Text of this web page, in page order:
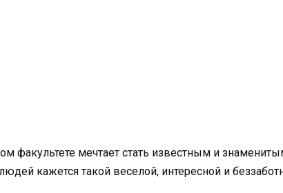
факультете мечтает стать известным и
кажется такой веселой, интересной и